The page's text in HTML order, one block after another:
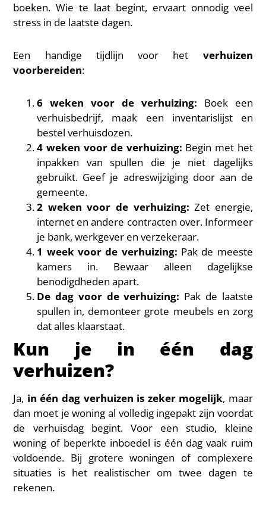
boeken. Wie te laat begint, ervaart onnodig veel
stress in de laatste dagen.
Een handige tijdlijn voor het verhuizen
voorbereiden:
6 weken voor de verhuizing: Boek een
verhuisbedrijf, maak een inventarislijst en
bestel verhuisdozen.
4 weken voor de verhuizing: Begin met het
inpakken van spullen die je niet dagelijks
gebruikt. Geef je adreswijziging door aan de
gemeente.
2 weken voor de verhuizing: Zet energie,
internet en andere contracten over. Informeer
je bank, werkgever en verzekeraar.
1 week voor de verhuizing: Pak de meeste
kamers in. Bewaar alleen dagelijkse
benodigdheden apart.
De dag voor de verhuizing: Pak de laatste
spullen in, demonteer grote meubels en zorg
dat alles klaarstaat.
Kun je in één dag
verhuizen?
Ja, in één dag verhuizen is zeker mogelijk, maar
dan moet je woning al volledig ingepakt zijn voordat
de verhuisdag begint. Voor een studio, kleine
woning of beperkte inboedel is één dag vaak ruim
voldoende. Bij grotere woningen of complexere
situaties is het realistischer om twee dagen te
rekenen.